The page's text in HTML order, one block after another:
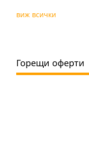
виж всички
Горещи оферти